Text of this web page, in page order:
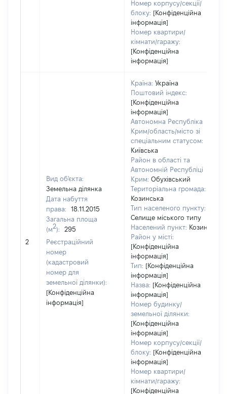
Номер корпусу/секції/
блоку: [Конфіденційна
інформація]
Номер квартири/
кімнати/гаражу:
[Конфіденційна
інформація]
2
Вид об'єкта:
Земельна ділянка
Дата набуття
права:
18.11.2015
Загальна площа
(м2):
295
Реєстраційний
номер
(кадастровий
номер для
земельної ділянки):
[Конфіденційна
інформація]
Країна: Україна
Поштовий індекс:
[Конфіденційна
інформація]
Автономна Республіка
Крим/область/місто зі
спеціальним статусом:
Київська
Район в області та
Автономній Республіці
Крим: Обухівський
Територіальна громада:
Козинська
Тип населеного пункту:
Селище міського типу
Населений пункт: Козин
Район у місті:
[Конфіденційна
інформація]
Тип: [Конфіденційна
інформація]
Назва: [Конфіденційна
інформація]
Номер будинку/
земельної ділянки:
[Конфіденційна
інформація]
Номер корпусу/секції/
блоку: [Конфіденційна
інформація]
Номер квартири/
кімнати/гаражу:
[Конфіденційна